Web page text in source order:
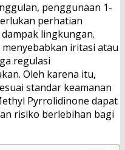
penggunaan 1-
perhatian
lingkungan.
iritasi atau
regulasi
Oleh karena itu,
standar keamanan
Pyrrolidinone dapat
risiko berlebihan bagi